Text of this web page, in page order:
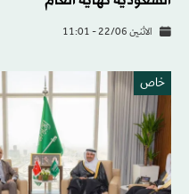
الاثنين 22/06 - 11:01
خاص